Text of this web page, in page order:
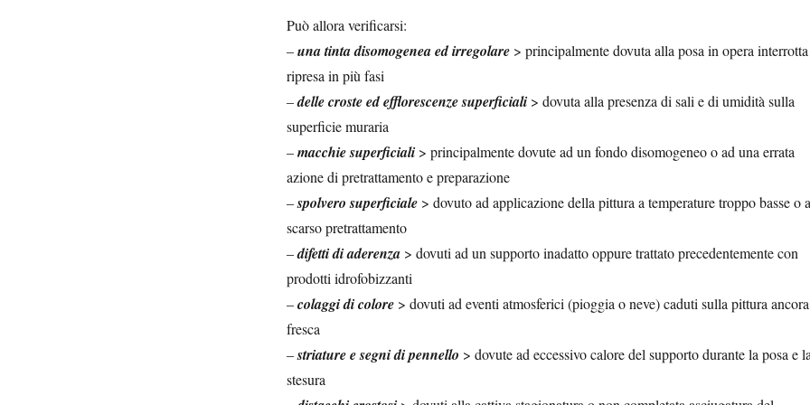
Può allora verificarsi:
–una tinta disomogenea ed irregolare> principalmente dovuta alla posa in opera
ripresa in più fasi
–delle croste ed efflorescenze superficiali> dovuta alla presenza di sali e di umidità sulla
superficie muraria
–macchie superficiali> principalmente dovute ad un fondo disomogeneo o ad una errata
azione di pretrattamento e preparazione
–spolvero superficiale> dovuto ad applicazione della pittura a temperature troppo basse o a
scarso pretrattamento
–difetti di aderenza> dovuti ad un supporto inadatto oppure trattato precedentemente con
prodotti idrofobizzanti
–colaggi di colore> dovuti ad eventi atmosferici (pioggia o neve) caduti sulla pittura ancora
fresca
–striature e segni di pennello > dovute ad eccessivo calore del supporto durante la posa e la
stesura